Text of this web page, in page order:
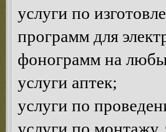
услуги по
программ для
фонограмм на
услуги аптек;
услуги по